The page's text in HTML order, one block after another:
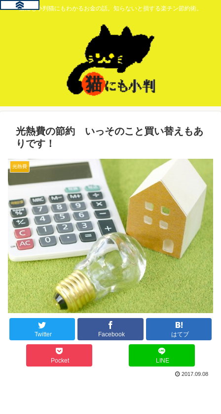
猫にも小判猫にもわかるお金の話。知らないと損する楽チン節約術。
光熱費の節約 いっそのこと買い替えもあ
りです！
光熱費
Twitter Facebook はてブ
Pocket LINE
2017.09.08